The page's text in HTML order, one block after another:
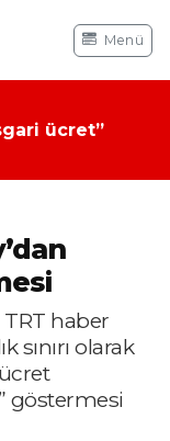
Menü
ücret”
TRT haber
sınırı olarak
göstermesi